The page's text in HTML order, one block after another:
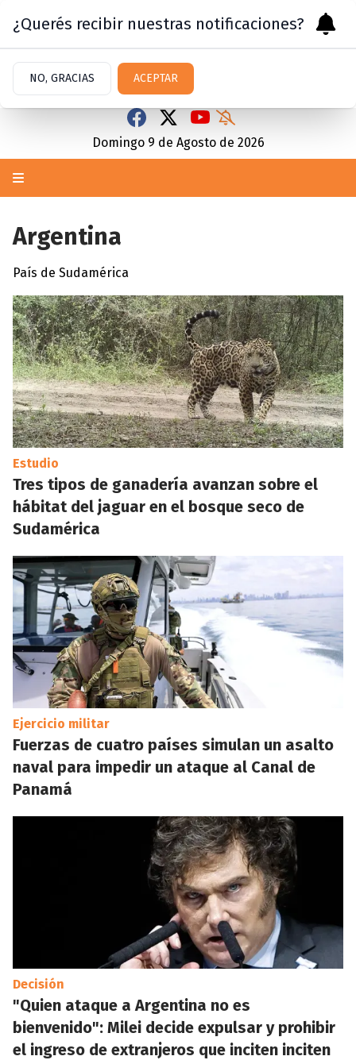
Domingo 9 de Agosto de 2026
Argentina
País de Sudamérica
Estudio
Tres tipos de ganadería avanzan sobre el
hábitat del jaguar en el bosque seco de
Sudamérica
Ejercicio militar
Fuerzas de cuatro países simulan un asalto
naval para impedir un ataque al Canal de
Panamá
Decisión
"Quien ataque a Argentina no es
bienvenido": Milei decide expulsar y prohibir
el ingreso de extranjeros que inciten inciten
¿Querés recibir nuestras notificaciones?
NO, GRACIAS ACEPTAR